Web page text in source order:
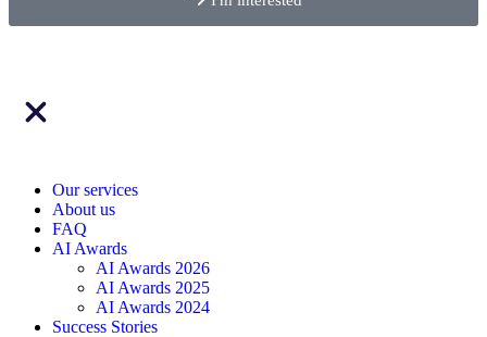
Our services
About us
FAQ
AI Awards
AI Awards 2026
AI Awards 2025
AI Awards 2024
Success Stories